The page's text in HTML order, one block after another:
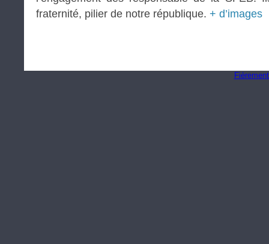
fraternité, pilier de notre république. + d’images